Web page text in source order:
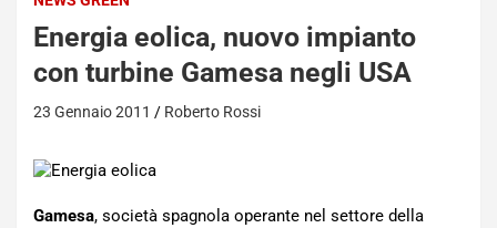
Energia eolica, nuovo impianto
con turbine Gamesa negli USA
23 Gennaio 2011 Roberto Rossi
Gamesa, società spagnola operante nel settore della